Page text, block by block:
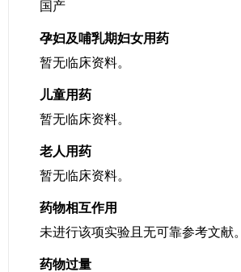
国产
孕妇及哺乳期妇女用药
暂无临床资料。
儿童用药
暂无临床资料。
老人用药
暂无临床资料。
药物相互作用
未进行该项实验且无可靠参考文献。
药物过量